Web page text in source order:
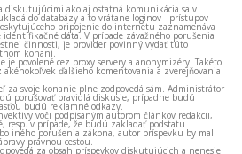
diskutujúcimi ako aj ostatná komunikácia sa v
do databázy a to vrátane loginov - prístupov
pripojenie do internetu zaznamenáva
identifikačné dáta. V prípade závažného porušenia
činnosti, je provider povinný vydať túto
konaní.
je povolené cez proxy servery a anonymizéry. Takéto
ďalšieho komentovania a zverejňovania
za svoje konanie plne zodpovedá sám. Administrátor
porušovať pravidlá diskusie, prípadne budú
budú reklamné odkazy.
voči podpísaným autorom článkov redakcii,
resp. v prípade, že budú zakladať podstatu
iného porušenia zákona, autor príspevku by mal
právnou cestou.
za obsah príspevkov diskutujúcich a nenesie